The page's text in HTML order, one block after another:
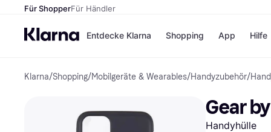
Für ShopperFür Händler
Entdecke Klarna
Zahlungsmethoden
Sofort bezahlen
Bezahle in 3
Teilzahlungen
Shopping
Shops
eBay
Temu
App Hilfe
Klarna/Shopping/Mobilgeräte & Wearables/Handyzubehör/
Gear
Handyhülle